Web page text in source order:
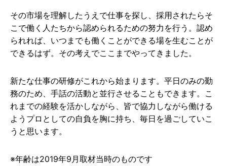
その市場を理解したうえで仕事を探し、採用されたらそ
こで働く人たちから認められるための努力を行う。認め
られれば、いつまでも働くことができる場を生むことが
できるはず。その考えでここまでやってきました。
新たな仕事の研修がこれから始まります。平日のみの勤
務のため、手話の活動と並行させることもできます。こ
れまでの経験を活かしながら、皆で協力しながら働ける
ようプロとしての自負を胸に持ち、毎日を過ごしていこ
うと思います。
※年齢は2019年9月取材当時のものです